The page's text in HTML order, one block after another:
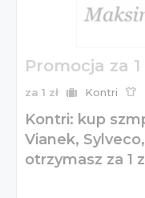
Promocja za 1
za 1 zł Kontri
Kontri: kup
Vianek,
otrzymasz za 1